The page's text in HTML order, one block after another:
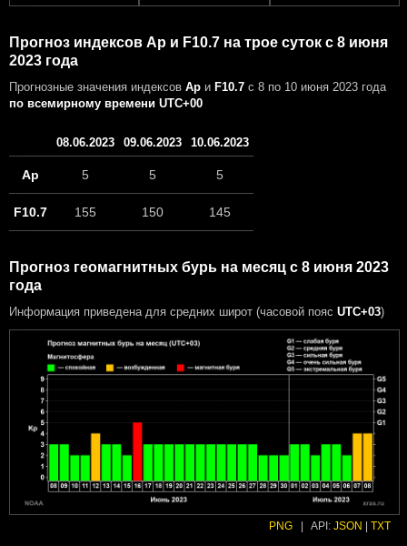
Прогноз индексов Ap и F10.7 на трое суток с 8 июня
2023 года
Прогнозные значения индексов Ap и F10.7 с 8 по 10 июня 2023 года
по всемирному времени UTC+00
08.06.2023 09.06.2023 10.06.2023
Ap 5 5 5
F10.7 155 150 145
Прогноз геомагнитных бурь на месяц с 8 июня 2023
года
Информация приведена для средних широт (часовой пояс UTC+03)
PNG API: JSON TXT